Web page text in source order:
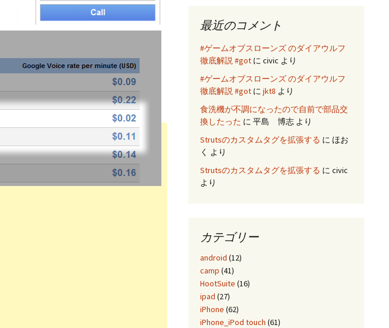
最近のコメント
#ゲームオブスローンズ のダイアウルフ
徹底解説 #got に civic より
#ゲームオブスローンズ のダイアウルフ
徹底解説 #got に jkt8 より
食洗機が不調になったので自前で部品交
換したった に 平島 博志 より
Strutsのカスタムタグを拡張する に ほお
く より
Strutsのカスタムタグを拡張する に civic
より
カテゴリー
android (12)
camp (41)
HootSuite (16)
ipad (27)
iPhone (62)
iPhone_iPod touch (61)